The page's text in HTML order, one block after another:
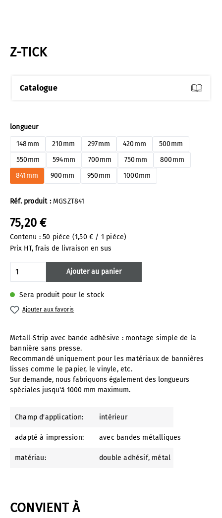
Z-TICK
Catalogue
Réf. produit : MGSZT841
75,20 €
Contenu : 50 pièce (1,50 € / 1 pièce)
Prix HT, frais de livraison en sus
Sera produit pour le stock
Sélectionnez
longueur
148mm
210mm 297mm 420mm
500mm
550mm
594mm 700mm 750mm
800mm
841mm
900mm 950mm 1000mm
Quantité de produit : Entrez la quantité
Ajouter au panier
Ajouter aux favoris
Metall-Strip avec bande adhésive : montage simple de la
bannière sans presse.
Recommandé uniquement pour les matériaux de bannières
lisses comme le papier, le vinyle, etc.
Sur demande, nous fabriquons également des longueurs
spéciales jusqu'à 1000 mm maximum.
Champ d'application: intérieur
adapté à impression: avec bandes métalliques
matériau: double adhésif, métal
CONVIENT À